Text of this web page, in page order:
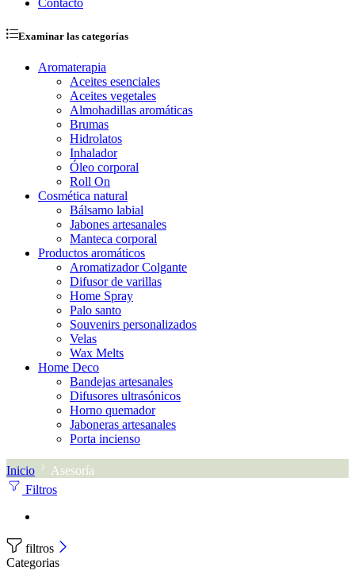
Contacto
Examinar las categorías
Aromaterapia
Aceites esenciales
Aceites vegetales
Almohadillas aromáticas
Brumas
Hidrolatos
Inhalador
Óleo corporal
Roll On
Cosmética natural
Bálsamo labial
Jabones artesanales
Manteca corporal
Productos aromáticos
Aromatizador Colgante
Difusor de varillas
Home Spray
Palo santo
Souvenirs personalizados
Velas
Wax Melts
Home Deco
Bandejas artesanales
Difusores ultrasónicos
Horno quemador
Jaboneras artesanales
Porta incienso
Inicio
Asesoría
Filtros
filtros
Categorias